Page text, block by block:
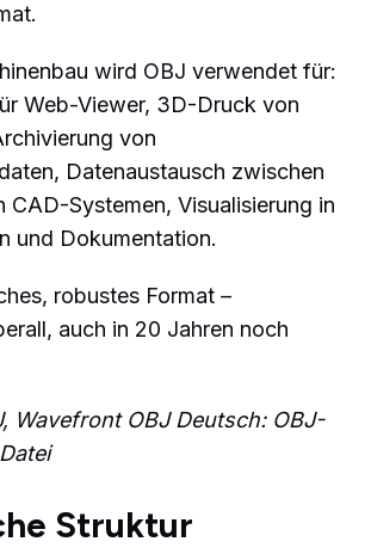
wird OBJ verwendet für:
Web-Viewer, 3D-Druck von
von
Datenaustausch zwischen
CAD-Systemen, Visualisierung in
und Dokumentation.
robustes Format –
auch in 20 Jahren noch
Wavefront OBJ Deutsch: OBJ-
Struktur